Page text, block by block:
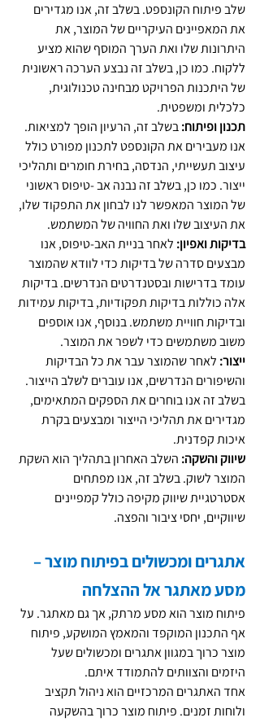
שלב פיתוח הקונספט. בשלב זה, אנו מגדירים
את המאפיינים העיקריים של המוצר, את
היתרונות שלו ואת הערך המוסף שהוא מציע
ללקוח. כמו כן, בשלב זה נבצע הערכה ראשונית
של היתכנות הפרויקט מבחינה טכנולוגית,
כלכלית ומשפטית.
תכנון ופיתוח: בשלב זה, הרעיון הופך למציאות.
אנו מעבירים את הקונספט לתכנון מפורט כולל
עיצוב תעשייתי, הנדסה, בחירת חומרים ותהליכי
ייצור. כמו כן, בשלב זה נבנה אב -טיפוס ראשוני
של המוצר המאפשר לנו לבחון את התפקוד שלו,
את העיצוב שלו ואת החוויה של המשתמש.
בדיקות ואפיון: לאחר בניית האב-טיפוס, אנו
מבצעים סדרה של בדיקות כדי לוודא שהמוצר
עומד בדרישות ובסטנדרטים הנדרשים. בדיקות
אלה כוללות בדיקות תפקודיות, בדיקות עמידות
ובדיקות חוויית משתמש. בנוסף, אנו אוספים
משוב משתמשים כדי לשפר את המוצר.
ייצור: לאחר שהמוצר עבר את כל הבדיקות
והשיפורים הנדרשים, אנו עוברים לשלב הייצור.
בשלב זה אנו בוחרים את הספקים המתאימים,
מגדירים את תהליכי הייצור ומבצעים בקרת
איכות קפדנית.
שיווק והשקה: השלב האחרון בתהליך הוא השקת
המוצר לשוק. בשלב זה, אנו מפתחים
אסטרטגיית שיווק מקיפה כולל קמפיינים
שיווקיים, יחסי ציבור והפצה.
אתגרים ומכשולים בפיתוח מוצר –
מסע מאתגר אל ההצלחה
פיתוח מוצר הוא מסע מרתק, אך גם מאתגר. על
אף התכנון המוקפד והמאמץ המושקע, פיתוח
מוצר כרוך במגוון אתגרים ומכשולים שעל
היזמים והצוותים להתמודד איתם.
אחד האתגרים המרכזיים הוא ניהול תקציב
ולוחות זמנים. פיתוח מוצר כרוך בהשקעה